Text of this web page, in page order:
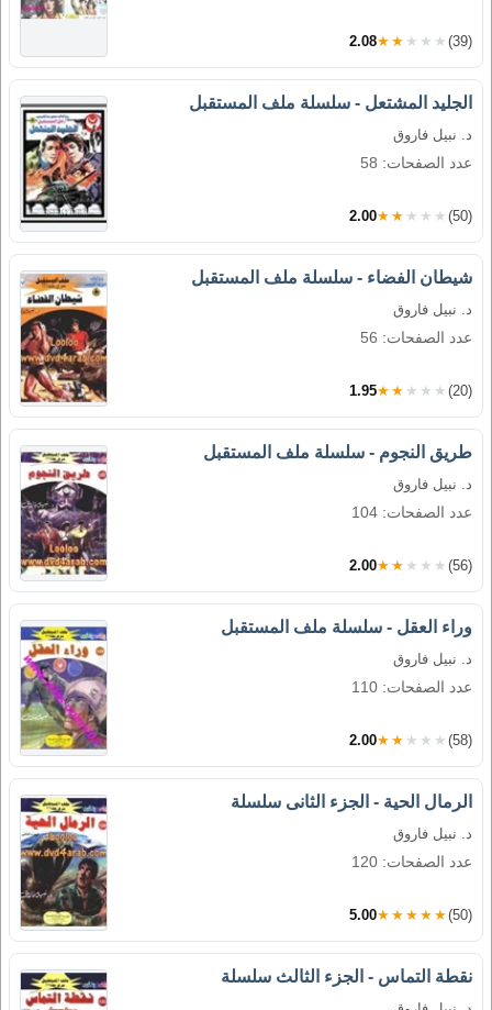
2.08★★★★★ (39)
الجليد المشتعل - سلسلة ملف المستقبل
د. نبيل فاروق
عدد الصفحات: 58
2.00★★★★★ (50)
شيطان الفضاء - سلسلة ملف المستقبل
د. نبيل فاروق
عدد الصفحات: 56
1.95★★★★★ (20)
طريق النجوم - سلسلة ملف المستقبل
د. نبيل فاروق
عدد الصفحات: 104
2.00★★★★★ (56)
وراء العقل - سلسلة ملف المستقبل
د. نبيل فاروق
عدد الصفحات: 110
2.00★★★★★ (58)
الرمال الحية - الجزء الثانى سلسلة
د. نبيل فاروق
عدد الصفحات: 120
5.00★★★★★(50)
نقطة التماس - الجزء الثالث سلسلة